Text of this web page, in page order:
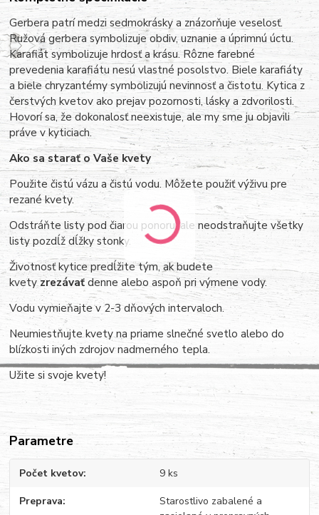
Gerbera patrí medzi sedmokrásky a znázorňuje veselosť.
Ružová gerbera symbolizuje obdiv, uznanie a úprimnú úctu.
Karafiát symbolizuje hrdosť a krásu. Rôzne farebné
prevedenia karafiátu nesú vlastné posolstvo. Biele karafiáty
a biele chryzantémy symbolizujú nevinnosť a čistotu. Kytica z
čerstvých kvetov ako prejav pozornosti, lásky a zdvorilosti.
Hovorí sa, že dokonalosť neexistuje, ale my sme ju objavili
práve v kyticiach.
Ako sa starať o Vaše kvety
Použite čistú vázu a čistú vodu. Môžete použiť výživu pre
rezané kvety.
Odstráňte listy pod čiarou ponoru, ale neodstraňujte všetky
listy pozdĺž dĺžky stonky.
Životnosť kytice predĺžite tým, ak budete
kvetyzrezávaťdenne alebo aspoň pri výmene vody.
Vodu vymieňajte v 2-3 dňových intervaloch.
Neumiestňujte kvety na priame slnečné svetlo alebo do
blízkosti iných zdrojov nadmerného tepla.
Užite si svoje kvety!
Parametre
Počet kvetov 9 ks
Preprava
Starostlivo zabalené a